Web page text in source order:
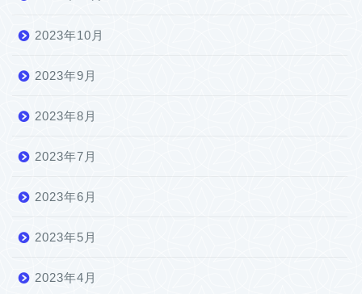
2023年10月
2023年9月
2023年8月
2023年7月
2023年6月
2023年5月
2023年4月